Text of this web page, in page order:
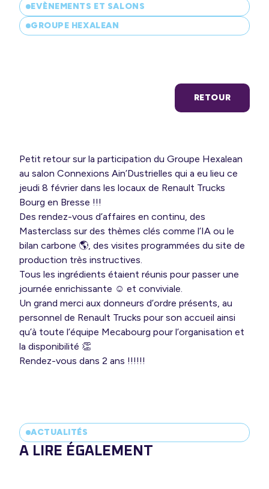
faire
EVÈNEMENTS ET SALONS
GROUPE HEXALEAN
RETOUR
Petit retour sur la participation du Groupe Hexalean
au salon Connexions Ain’Dustrielles qui a eu lieu ce
jeudi 8 février dans les locaux de Renault Trucks
Bourg en Bresse !!!
Des rendez-vous d’affaires en continu, des
Masterclass sur des thèmes clés comme l’IA ou le
bilan carbone 🌎, des visites programmées du site de
production très instructives.
Tous les ingrédients étaient réunis pour passer une
journée enrichissante ☺️ et conviviale.
Un grand merci aux donneurs d’ordre présents, au
personnel de Renault Trucks pour son accueil ainsi
qu’à toute l’équipe Mecabourg pour l’organisation et
la disponibilité 👏
Rendez-vous dans 2 ans !!!!!!
ACTUALITÉS
A LIRE ÉGALEMENT